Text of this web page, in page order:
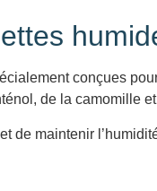
conçues
de la camomille
de maintenir